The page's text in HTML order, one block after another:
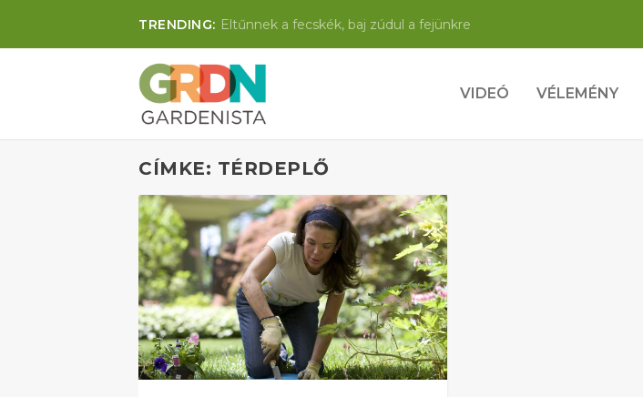
TRENDING: Eltűnnek a fecskék, baj zúdul a fejünkre
VIDEÓ VÉLEMÉNY
CÍMKE: TÉRDEPLŐ